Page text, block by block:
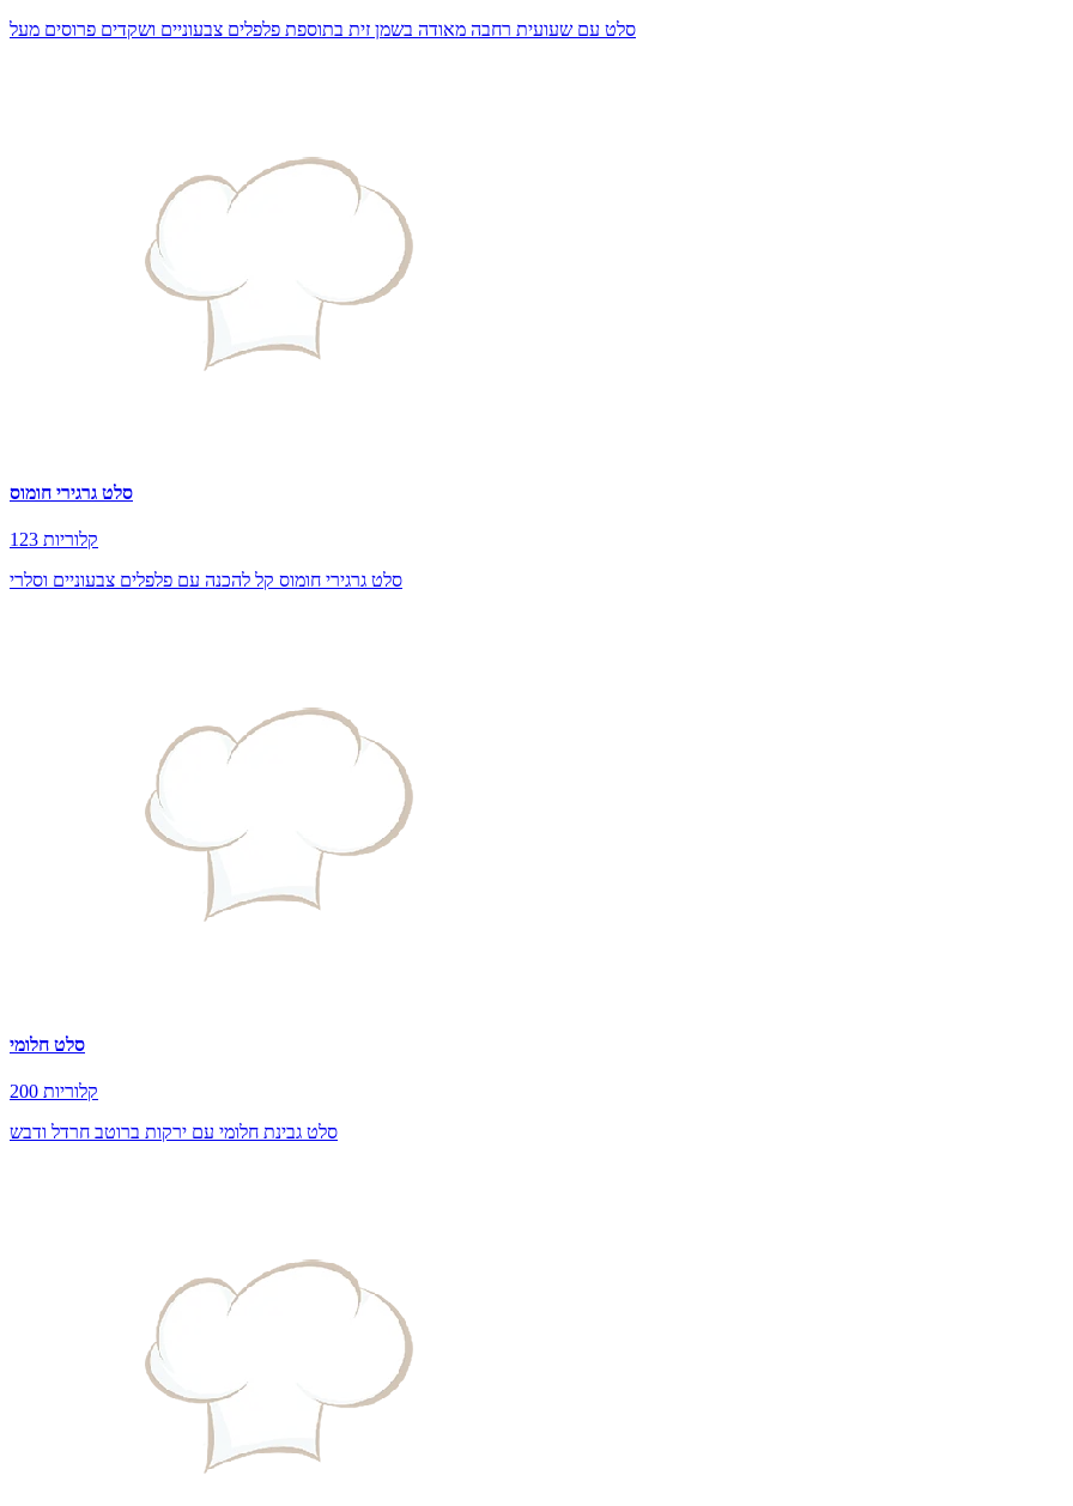
סלט עם שעועית רחבה מאודה בשמן זית בתוספת פלפלים צבעוניים ושקדים פרוסים מעל
סלט גרגירי חומוס
123 קלוריות
סלט גרגירי חומוס קל להכנה עם פלפלים צבעוניים וסלרי
סלט חלומי
200 קלוריות
סלט גבינת חלומי עם ירקות ברוטב חרדל ודבש